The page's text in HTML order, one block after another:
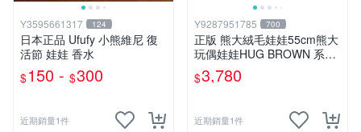
Y3595661317 124
日本正品 Ufufy 小熊維尼 復
活節 娃娃 香水
$150 - $300
近期銷量1件
Y9287951785 700
正版 熊大絨毛娃娃55cm熊大
玩偶娃娃HUG BROWN 系列
55公分韓國 line friends熊大
玩偶娃娃禮物生日
$3,780
近期銷量1件